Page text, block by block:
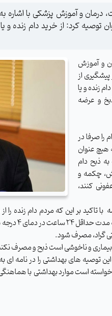
درمان و آموزش پزشکی با
توصیه کرد: از خرید دام زنده
و آموزش
از
زنده و یا
و عرضه
را صرفا در
هیچ عنوان
به ذبح دام
چکمه و
کنند،
تاکید بر این که مردم دام زنده
خریداری
بیماری و ناخوشی است ذبح و مصرف
توصیه های بهداشتی را در نامه ای
است موارد بهداشتی با